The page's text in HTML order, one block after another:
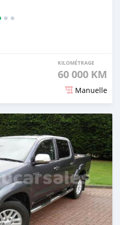
KILOMÉTRAGE
60 000 KM
Manuelle